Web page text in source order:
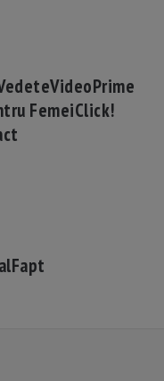
VideoPrime
FemeiClick!
Fapt